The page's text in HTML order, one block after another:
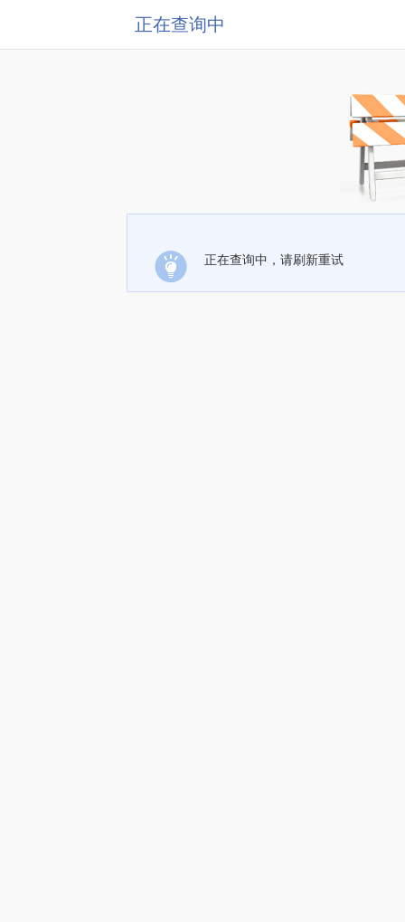
正在查询中
正在查询中，请刷新重试